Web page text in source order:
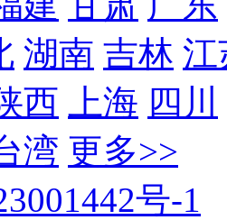
湖南 吉林 江
西 上海 四川
湾 更多>>
号-1